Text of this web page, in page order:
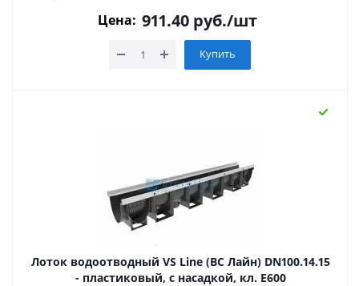
Цена: 911.40 руб./шт
Купить
Лоток водоотводный VS Line (ВС Лайн) DN100.14.15
- пластиковый, с насадкой, кл. Е600